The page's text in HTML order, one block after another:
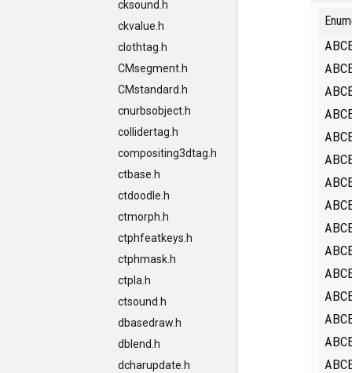
cksound.h
ckvalue.h
clothtag.h
CMsegment.h
CMstandard.h
cnurbsobject.h
collidertag.h
compositing3dtag.h
ctbase.h
ctdoodle.h
ctmorph.h
ctphfeatkeys.h
ctphmask.h
ctpla.h
ctsound.h
dbasedraw.h
dblend.h
dcharupdate.h